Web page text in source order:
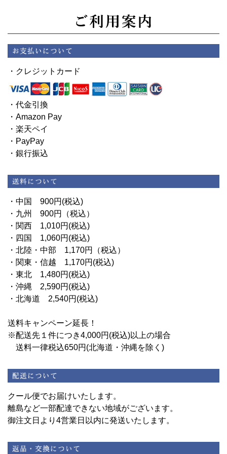
・クレジットカード
・代金引換
・Amazon Pay
・楽天ペイ
・PayPay
・銀行振込
・中国 900円(税込)
・九州 900円（税込）
・関西 1,010円(税込)
・四国 1,060円(税込)
・北陸・中部 1,170円（税込）
・関東・信越 1,170円(税込)
・東北 1,480円(税込)
・沖縄 2,590円(税込)
・北海道 2,540円(税込)
送料キャンペーン延長！
※配送先１件につき4,000円(税込)以上の場合
送料一律税込650円(北海道・沖縄を除く)
クール便でお届けいたします。
離島など一部配達できない地域がございます。
御注文日より4営業日以内に発送いたします。